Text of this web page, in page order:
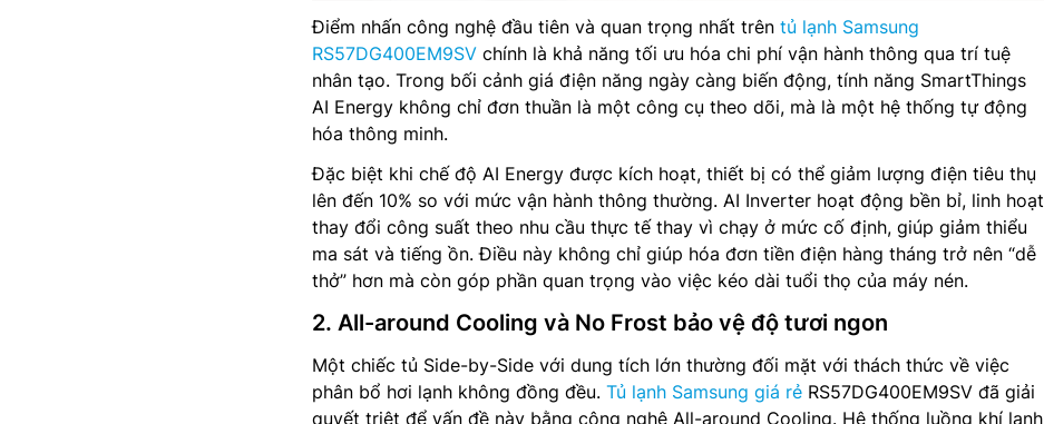
Điểm nhấn công nghệ đầu tiên và quan trọng nhất trên tủ lạnh Samsung
RS57DG400EM9SV chính là khả năng tối ưu hóa chi phí vận hành thông qua trí tuệ
nhân tạo. Trong bối cảnh giá điện năng ngày càng biến động, tính năng SmartThings
AI Energy không chỉ đơn thuần là một công cụ theo dõi, mà là một hệ thống tự động
hóa thông minh.
Đặc biệt khi chế độ AI Energy được kích hoạt, thiết bị có thể giảm lượng điện tiêu thụ
lên đến 10% so với mức vận hành thông thường. AI Inverter hoạt động bền bỉ, linh hoạt
thay đổi công suất theo nhu cầu thực tế thay vì chạy ở mức cố định, giúp giảm thiểu
ma sát và tiếng ồn. Điều này không chỉ giúp hóa đơn tiền điện hàng tháng trở nên “dễ
thở” hơn mà còn góp phần quan trọng vào việc kéo dài tuổi thọ của máy nén.
2. All-around Cooling và No Frost bảo vệ độ tươi ngon
Một chiếc tủ Side-by-Side với dung tích lớn thường đối mặt với thách thức về việc
phân bổ hơi lạnh không đồng đều. Tủ lạnh Samsung giá rẻ RS57DG400EM9SV đã giải
quyết triệt để vấn đề này bằng công nghệ All-around Cooling. Hệ thống luồng khí lạnh